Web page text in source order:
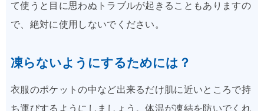
て使うと目に思わぬトラブルが起きることもありますの
で、絶対に使用しないでください。
凍らないようにするためには？
衣服のポケットの中など出来るだけ肌に近いところで持
ち運びするようにしましょう。体温が凍結を防いでくれ